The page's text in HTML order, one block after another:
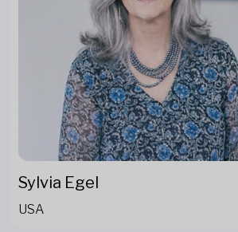
Sylvia Egel
USA